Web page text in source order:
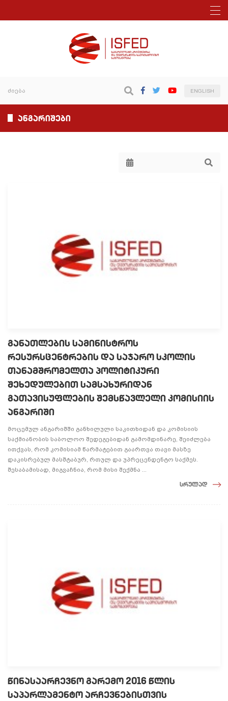
ENGLISH
ანგარიშები
განათლების სამინისტროს
რესურსცენტრების და საჯარო სკოლის
თანამშრომელთა პოლიტიკური
შეხედულებით სამსახურიდან
გათავისუფლების შემსწავლელი კომისიის
ანგარიში
მოცემულ ანგარიშში განხილული საკითხიდან და კომისიის
საქმიანობის საბოლოო შედეგებიდან გამომდინარე, შეიძლება
ითქვას, რომ კომისიამ წარმატებით გაართვა თავი მასზე
დაკისრებულ მასშტაბურ, რთულ და უპრეცენდენტო საქმეს.
შესაბამისად, მიგვაჩნია, რომ მისი შექმნა ...
სრულად
წინასაარჩევნო გარემო 2016 წლის
საპარლამენტო არჩევნებისთვის